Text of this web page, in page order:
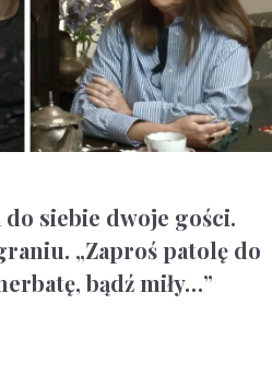
do siebie dwoje gości.
„Zaproś patolę do
bądź miły…”